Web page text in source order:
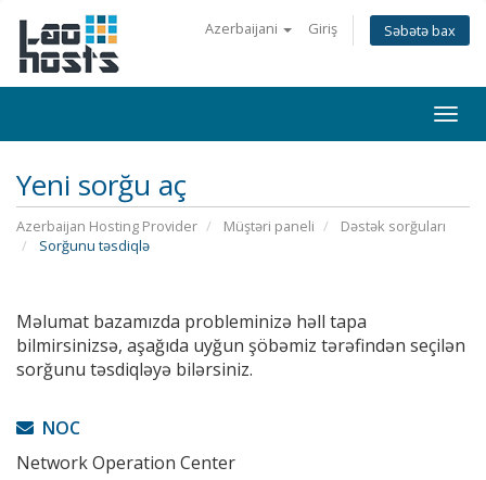
Azerbaijani Giriş Səbətə bax
Yeni sorğu aç
Azerbaijan Hosting Provider Müştəri paneli
Dəstək sorğuları
Sorğunu təsdiqlə
Məlumat bazamızda probleminizə həll tapa
bilmirsinizsə, aşağıda uyğun şöbəmiz tərəfindən seçilən
sorğunu təsdiqləyə bilərsiniz.
NOC
Network Operation Center